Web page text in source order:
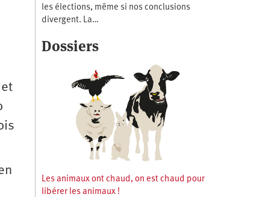
les élections, même si nos conclusions
divergent. La…
Dossiers
Les animaux ont chaud, on est chaud pour
libérer les animaux !